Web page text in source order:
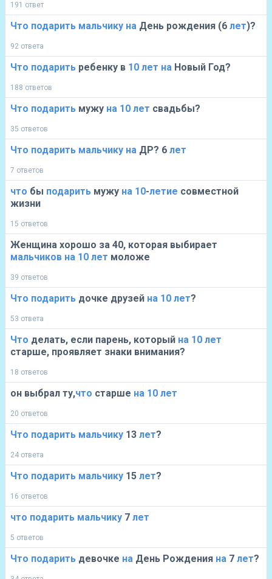
191 ответ
Что подарить мальчику на День рождения (6 лет)?
92 ответа
Что подарить ребенку в 10 лет на Новый Год?
188 ответов
Что подарить мужу на 10 лет свадьбы?
35 ответов
Что подарить мальчику на ДР? 6 лет
7 ответов
что бы подарить мужу на 10-летие совместной
жизни
15 ответов
Женщина хорошо за 40, которая выбирает
мальчиков на 10 лет моложе
39 ответов
Что подарить дочке друзей на 10 лет?
53 ответа
Что делать, если парень, который на 10 лет
старше, проявляет знаки внимания?
18 ответов
он выбрал ту,что старше на 10 лет
20 ответов
Что подарить мальчику 13 лет?
24 ответа
Что подарить мальчику 15 лет?
16 ответов
что подарить мальчику 7 лет
5 ответов
Что подарить девочке на День Рождения на 7 лет?